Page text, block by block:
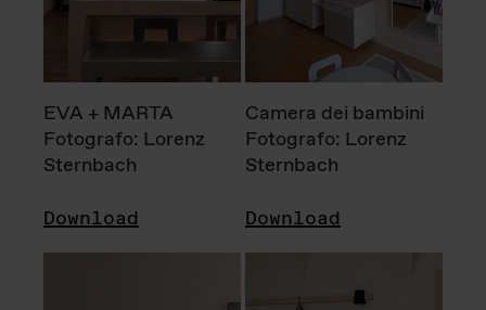
EVA + MARTA
Fotografo: Lorenz
Sternbach
Download
Camera dei bambini
Fotografo: Lorenz
Sternbach
Download